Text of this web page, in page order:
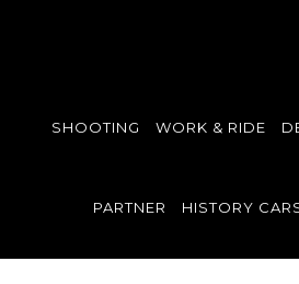
SHOOTING WORK & RIDE
PARTNER HISTORY